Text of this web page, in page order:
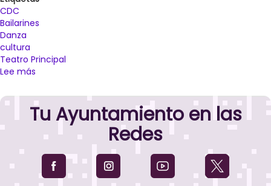
CDC
Bailarines
Danza
cultura
Teatro Principal
Lee más
músico
José
Puebla,
Estela
Sanz
Tu Ayuntamiento en las
Redes